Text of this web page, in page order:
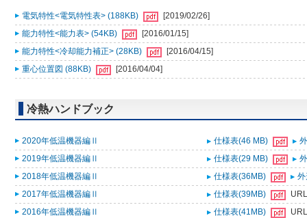
電気特性<電気特性表> (188KB)
[2019/02/26]
能力特性<能力表> (54KB)
[2016/01/15]
能力特性<冷却能力補正> (28KB)
[2016/04/15]
重心位置図 (88KB)
[2016/04/04]
冷熱ハンドブック
2020年低温機器編Ⅱ 仕様表(46 MB)
2019年低温機器編Ⅱ
仕様表(29 MB)
2018年低温機器編Ⅱ
仕様表(36MB)
2017年低温機器編Ⅱ
仕様表(39MB)
URL
2016年低温機器編Ⅱ
仕様表(41MB) URL